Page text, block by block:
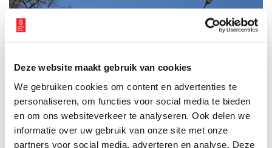
Deze website maakt gebruik van cookies
We gebruiken cookies om content en advertenties te
personaliseren, om functies voor social media te bieden
en om ons websiteverkeer te analyseren. Ook delen we
informatie over uw gebruik van onze site met onze
partners voor social media, adverteren en analyse. Deze